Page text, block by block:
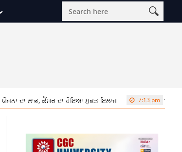
ਕੈਂਸਰ ਦਾ ਹੋਇਆ ਮੁਫਤ ਇਲਾਜ 7:13 pm ‘ਪੰਜਾਬ ਬਚਾਓ’